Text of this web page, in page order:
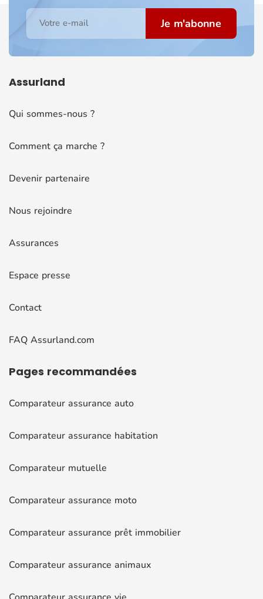
Votre e-mail Je m'abonne
Assurland
Qui sommes-nous ?
Comment ça marche ?
Devenir partenaire
Nous rejoindre
Assurances
Espace presse
Contact
FAQ Assurland.com
Pages recommandées
Comparateur assurance auto
Comparateur assurance habitation
Comparateur mutuelle
Comparateur assurance moto
Comparateur assurance prêt immobilier
Comparateur assurance animaux